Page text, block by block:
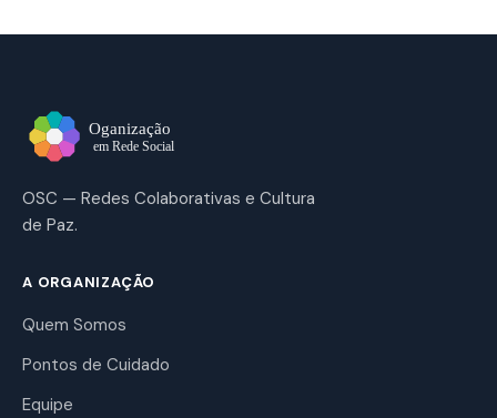
OSC — Redes Colaborativas e Cultura
de Paz.
A ORGANIZAÇÃO
Quem Somos
Pontos de Cuidado
Equipe